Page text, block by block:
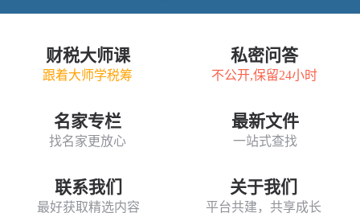
财税大师课
跟着大师学税筹
私密问答
不公开,保留24小时
名家专栏
找名家更放心
最新文件
一站式查找
联系我们
最好获取精选内容
关于我们
平台共建，共享成长